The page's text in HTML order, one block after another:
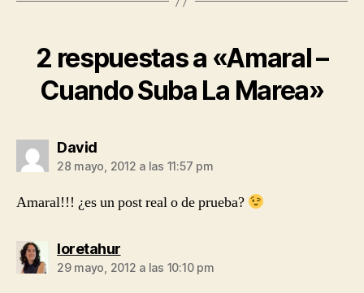
2 respuestas a «Amaral –
Cuando Suba La Marea»
Daviddice:
28 mayo, 2012 a las 11:57 pm
Amaral!!! ¿es un post real o de prueba?
loretahurdice:
29 mayo, 2012 a las 10:10 pm